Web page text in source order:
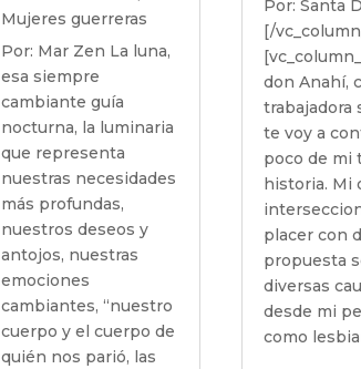
Mujeres guerreras
Por: Mar Zen La luna,
esa siempre
cambiante guía
nocturna, la luminaria
que representa
nuestras necesidades
más profundas,
nuestros deseos y
antojos, nuestras
emociones
cambiantes, “nuestro
cuerpo y el cuerpo de
quién nos parió, las
Por: Santa
[/
don Anahí,
trabajadora
te voy a
poco de mi
historia. Mi
placer con
propuesta
diversas
desde mi
como